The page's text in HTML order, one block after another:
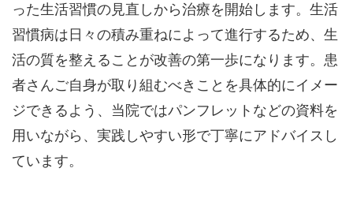
った生活習慣の見直しから治療を開始します。生活
習慣病は日々の積み重ねによって進行するため、生
活の質を整えることが改善の第一歩になります。患
者さんご自身が取り組むべきことを具体的にイメー
ジできるよう、当院ではパンフレットなどの資料を
用いながら、実践しやすい形で丁寧にアドバイスし
ています。